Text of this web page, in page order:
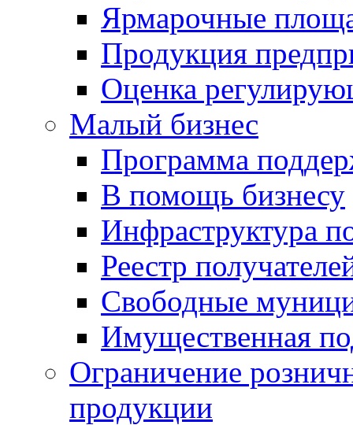
Ярмарочные
Продукция
Оценка
Малый бизнес
Программа
В помощь бизнесу
Инфраструктура
Реестр
Свободные
Имущественная
Ограничение
продукции